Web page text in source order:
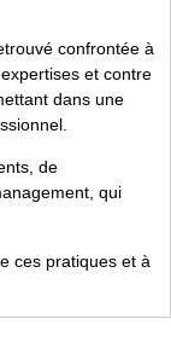
confrontée à
et contre
dans une
de
qui
ces pratiques et à